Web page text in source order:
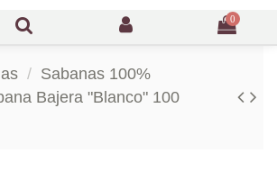
0
Sabanas 100%
Bajera "Blanco" 100